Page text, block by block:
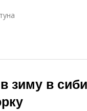
зиму в